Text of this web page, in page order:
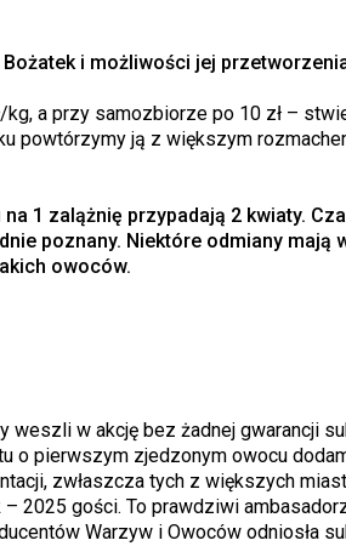
i możliwości jej
a przy samozbiorze po 10 zł –
powtórzymy ją z większym
1 zalążnię przypadają 2 kwiaty.
poznany. Niektóre odmiany mają
owoców.
w akcję bez żadnej gwarancji
o pierwszym zjedzonym owocu
zwłaszcza tych z większych
2025 gości. To prawdziwi
Warzyw i Owoców odniosła